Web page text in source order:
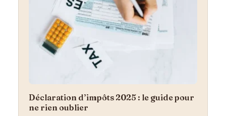
Déclaration d’impôts 2025 : le guide pour
ne rien oublier